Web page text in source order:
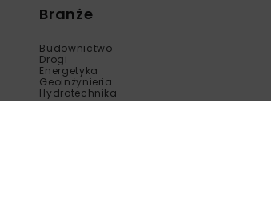
Branże
Budownictwo
Drogi
Energetyka
Geoinżynieria
Hydrotechnika
Inżynieria Bezwykopowa